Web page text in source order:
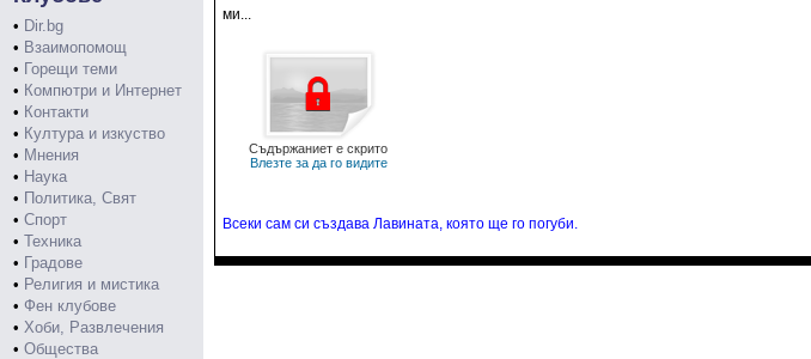
• Dir.bg
• Взаимопомощ
• Горещи теми
• Компютри и Интернет
• Контакти
• Култура и изкуство
• Мнения
• Наука
• Политика, Свят
• Спорт
• Техника
• Градове
• Религия и мистика
• Фен клубове
• Хоби, Развлечения
• Общества
ми...
Съдържаниет е скрито
Влезте за да го видите
Всеки сам си създава Лавината, която ще го погуби.